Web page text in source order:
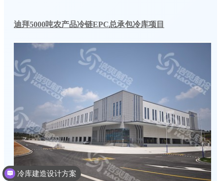
迪拜5000吨农产品冷链EPC总承包冷库项目
冷库建造设计方案